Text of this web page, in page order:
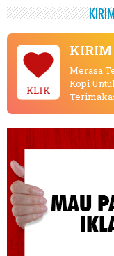
KLIK
KIRIM
Merasa
Kopi